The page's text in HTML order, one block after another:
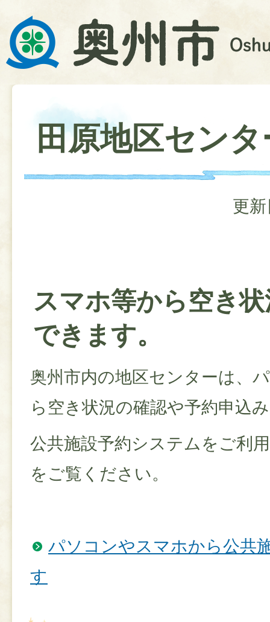
田原地区センタ
更
スマホ等から空き
できます。
奥州市内の地区センターは、
ら空き状況の確認や予約申込
公共施設予約システムをご利
をご覧ください。
パソコンやスマホから公共
す